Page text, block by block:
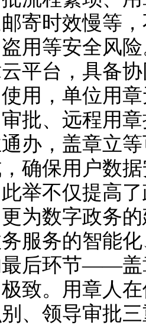
寄时效慢等
用等安全风
平台，具备
用，单位用
批、远程用
办，盖章立
确保用户数
举不仅提高
为数字政务
服务的智能
环节——盖
致。用章人
、领导审批